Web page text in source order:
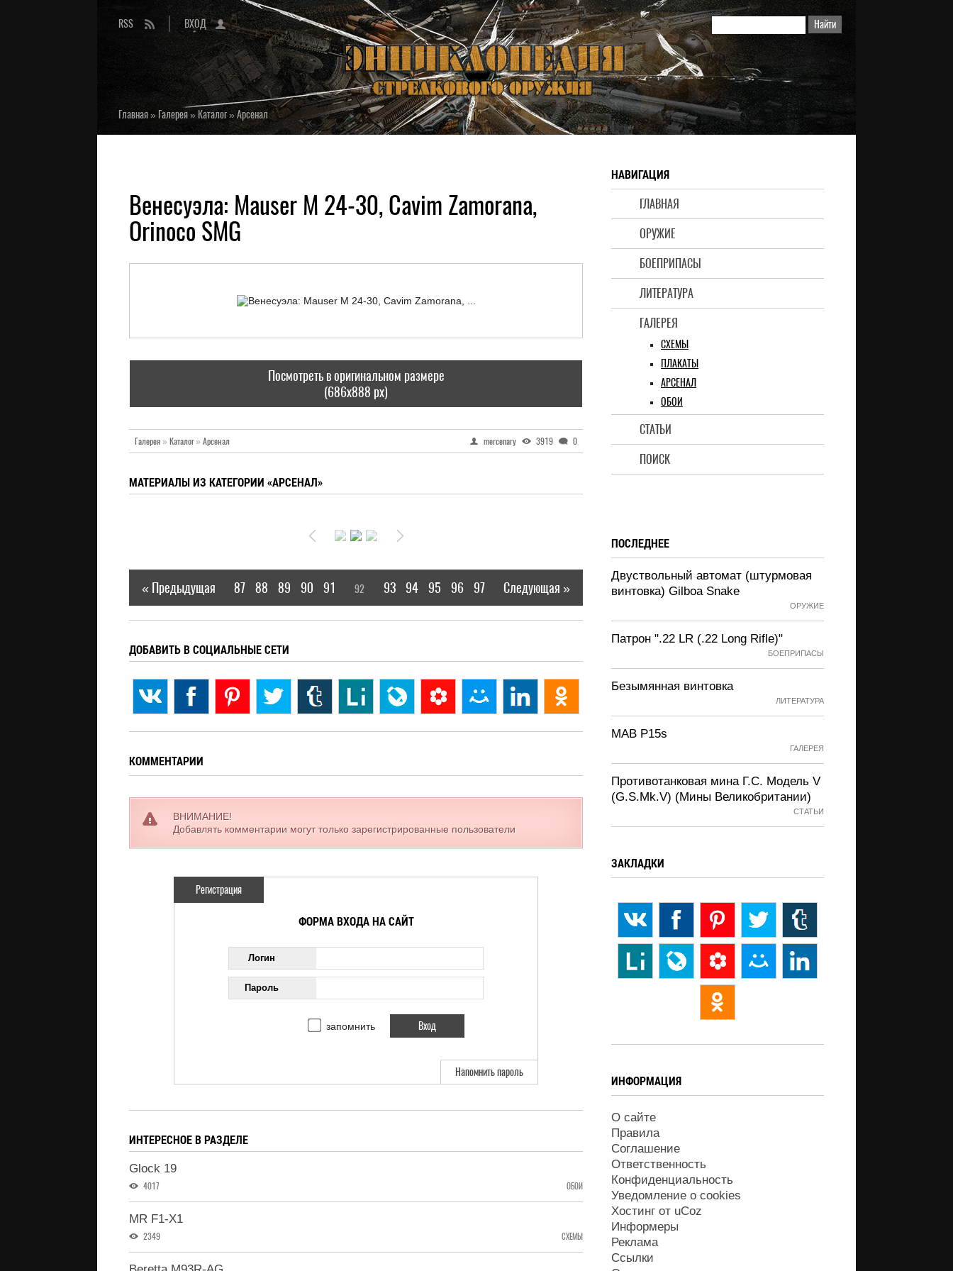
RSS ВХОД
Главная» Галерея»Каталог»Арсенал
НАВИГАЦИЯ
ГЛАВНАЯ
ОРУЖИЕ
БОЕПРИПАСЫ
ЛИТЕРАТУРА
ГАЛЕРЕЯ
СХЕМЫ
ПЛАКАТЫ
АРСЕНАЛ
ОБОИ
СТАТЬИ
ПОИСК
Венесуэла: Mauser M 24-30, Cavim Zamorana,
Orinoco SMG
Посмотреть в оригинальном размере
(686x888 px)
Галерея» Каталог» Арсенал mercenary 3919 0
МАТЕРИАЛЫ ИЗ КАТЕГОРИИ «АРСЕНАЛ»
« Предыдущая 87 88 89 90 91 92 93 94 95 96 97 Следующая »
ДОБАВИТЬ В СОЦИАЛЬНЫЕ СЕТИ
КОММЕНТАРИИ
ВНИМАНИЕ!
Добавлять комментарии могут только зарегистрированные пользователи
Регистрация
ФОРМА ВХОДА НА САЙТ
Логин
Пароль
запомнить
Напомнить пароль
ИНТЕРЕСНОЕ В РАЗДЕЛЕ
Glock 19
4017 ОБОИ
MR F1-X1
2349 СХЕМЫ
ПОСЛЕДНЕЕ
Двуствольный автомат (штурмовая
винтовка) Gilboa Snake
ОРУЖИЕ
Патрон ".22 LR (.22 Long Rifle)"
БОЕПРИПАСЫ
Безымянная винтовка
ЛИТЕРАТУРА
MAB P15s
ГАЛЕРЕЯ
Противотанковая мина Г.С. Модель V
(G.S.Mk.V) (Мины Великобритании)
СТАТЬИ
ЗАКЛАДКИ
ИНФОРМАЦИЯ
О сайте
Правила
Соглашение
Ответственность
Конфиденциальность
Уведомление о cookies
Хостинг от uCoz
Информеры
Реклама
Ссылки